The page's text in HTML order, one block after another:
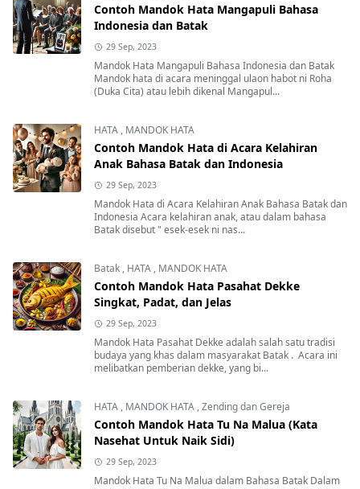
Contoh Mandok Hata Mangapuli Bahasa
Indonesia dan Batak
29 Sep, 2023
Mandok Hata Mangapuli Bahasa Indonesia dan Batak
Mandok hata di acara meninggal ulaon habot ni Roha
(Duka Cita) atau lebih dikenal Mangapul...
HATA , MANDOK HATA
Contoh Mandok Hata di Acara Kelahiran
Anak Bahasa Batak dan Indonesia
29 Sep, 2023
Mandok Hata di Acara Kelahiran Anak Bahasa Batak dan
Indonesia Acara kelahiran anak, atau dalam bahasa
Batak disebut " esek-esek ni nas...
Batak , HATA , MANDOK HATA
Contoh Mandok Hata Pasahat Dekke
Singkat, Padat, dan Jelas
29 Sep, 2023
Mandok Hata Pasahat Dekke adalah salah satu tradisi
budaya yang khas dalam masyarakat Batak . Acara ini
melibatkan pemberian dekke, yang bi...
HATA , MANDOK HATA ,Zending dan Gereja
Contoh Mandok Hata Tu Na Malua (Kata
Nasehat Untuk Naik Sidi)
29 Sep, 2023
Mandok Hata Tu Na Malua dalam Bahasa Batak Dalam